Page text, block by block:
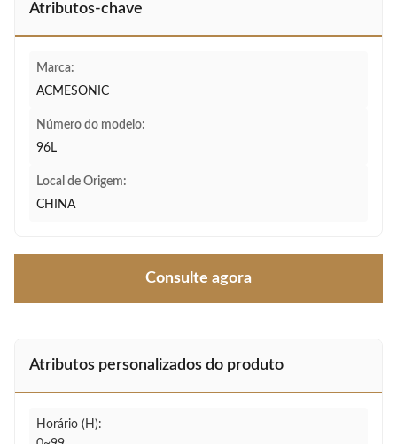
Atributos-chave
Marca:
ACMESONIC
Número do modelo:
96L
Local de Origem:
CHINA
Consulte agora
Atributos personalizados do produto
Horário (H):